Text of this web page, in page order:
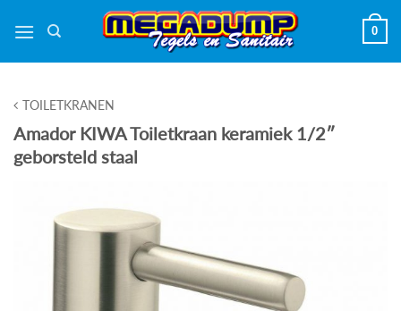
naar
0
TOILETKRANEN
Amador KIWA Toiletkraan keramiek 1/2″
geborsteld staal